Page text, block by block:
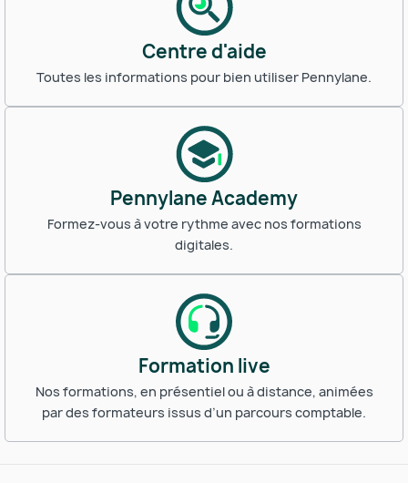
Centre d'aide
Toutes les informations pour bien utiliser Pennylane.
Pennylane Academy
Formez-vous à votre rythme avec nos formations
digitales.
Formation live
Nos formations, en présentiel ou à distance, animées
par des formateurs issus d’un parcours comptable.